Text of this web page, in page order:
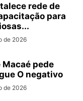
rede de
para
de 2026
pede
O negativo
de 2026